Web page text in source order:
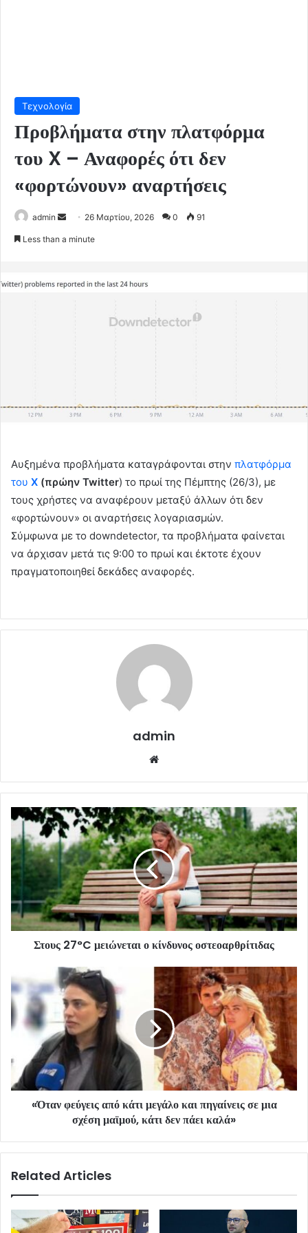
Τεχνολογία
Προβλήματα στην πλατφόρμα
του X – Αναφορές ότι δεν
«φορτώνουν» αναρτήσεις
admin
Send 26 Μαρτίου, 2026 0 91
Less than a minute
Αυξημένα προβλήματα καταγράφονται στην πλατφόρμα
του Χ (πρώην Twitter) το πρωί της Πέμπτης (26/3), με
τους χρήστες να αναφέρουν μεταξύ άλλων ότι δεν
«φορτώνουν» οι αναρτήσεις λογαριασμών.
Σύμφωνα με το downdetector, τα προβλήματα φαίνεται
να άρχισαν μετά τις 9:00 το πρωί και έκτοτε έχουν
πραγματοποιηθεί δεκάδες αναφορές.
admin
Στους 27°C μειώνεται ο κίνδυνος οστεοαρθρίτιδας
«Όταν φεύγεις από κάτι μεγάλο και πηγαίνεις σε μια
σχέση μαϊμού, κάτι δεν πάει καλά»
Related Articles